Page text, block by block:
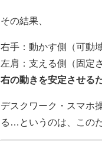
その結果、
右手：動かす側（可動
左肩：支える側（固定
右の動きを安定させる
デスクワーク・スマホ
る…というのは、この